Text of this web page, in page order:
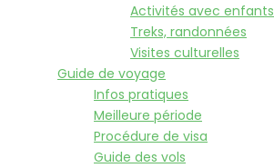
Activités avec enfants
Treks, randonnées
Visites culturelles
Guide de voyage
Infos pratiques
Meilleure période
Procédure de visa
Guide des vols